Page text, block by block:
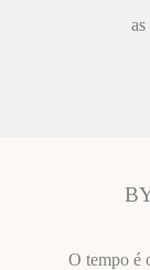
O tempo é